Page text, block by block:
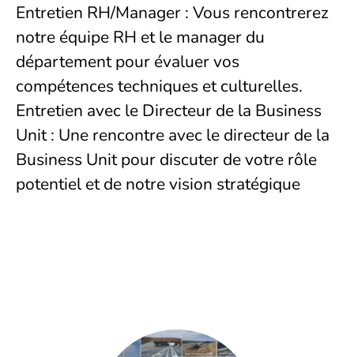
Entretien RH/Manager : Vous rencontrerez
notre équipe RH et le manager du
département pour évaluer vos
compétences techniques et culturelles.
Entretien avec le Directeur de la Business
Unit : Une rencontre avec le directeur de la
Business Unit pour discuter de votre rôle
potentiel et de notre vision stratégique